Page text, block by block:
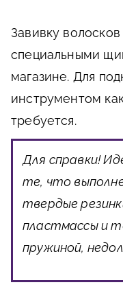
Завивку
специальными
магазине. Для
инструментом
требуется.
Для справки!
те, что
твердые
пластмассы и
пружиной,